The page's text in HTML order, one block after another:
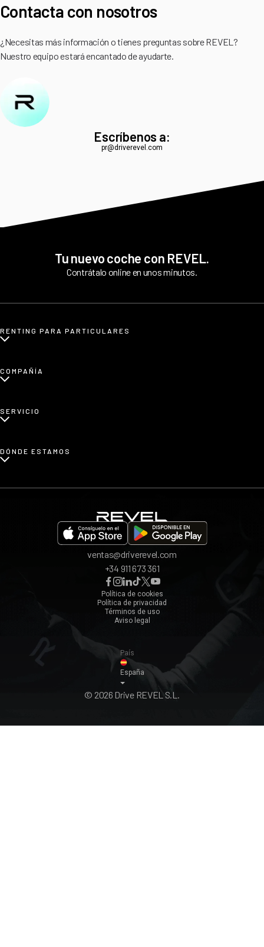
Contacta con nosotros
¿Necesitas más información o tienes preguntas sobre REVEL?
Nuestro equipo estará encantado de ayudarte.
Escríbenos a:
pr@driverevel.com
Tu nuevo coche con REVEL.
Contrátalo online en unos minutos.
RENTING PARA PARTICULARES
Renting de coches eléctricos
Renting de coches familiares
COMPAÑÍA
Blog
Afiliados
SERVICIO
Opiniones
DÓNDE ESTAMOS
ventas@driverevel.com
+34 911 673 361
Política de cookies
Política de privacidad
Términos de uso
Aviso legal
País
España
© 2026 Drive REVEL S.L.